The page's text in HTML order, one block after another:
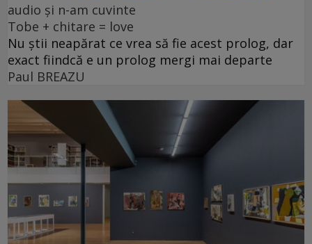
audio și n-am cuvinte
Tobe + chitare = love
Nu știi neapărat ce vrea să fie acest prolog, dar
exact fiindcă e un prolog mergi mai departe
Paul BREAZU